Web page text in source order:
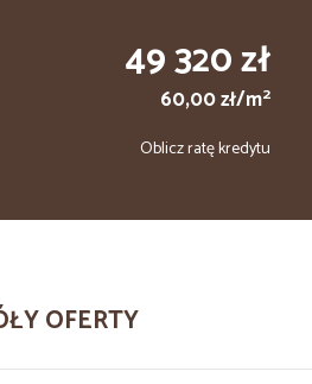
49 320 zł
60,00 zł/m2
Oblicz ratę kredytu
OFERTY